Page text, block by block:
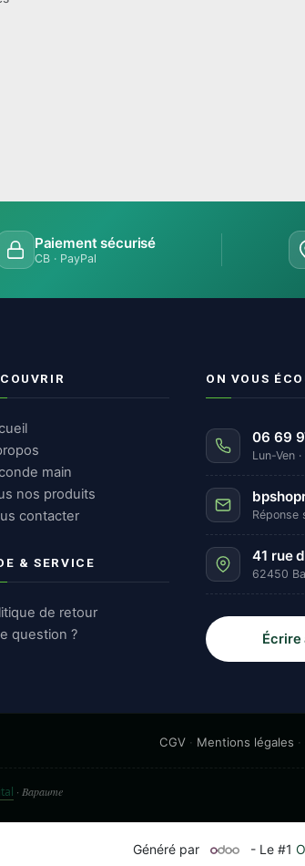
Paiement sécurisé
CB · PayPal
main
nos produits
contacter
& SERVICE
de retour
question ?
ON VOUS
06 69
Lun-Ven
Réponse
41 rue
62450
Écrire
CGV · Mentions légales ·
· Bapaume
Généré par - Le #1